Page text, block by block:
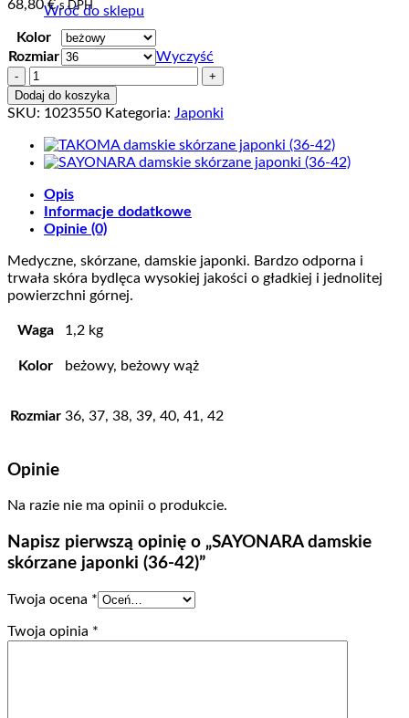
Wróć do sklepu
68,80€ s DPH
Kolor
Rozmiar
Wyczyść
ilość
SAYONARA
damskie
japonki
(36-
Dodaj do koszyka
SKU: 1023550 Kategoria: Japonki
Opis
Informacje dodatkowe
Opinie (0)
Medyczne, skórzane, damskie japonki. Bardzo odporna i
trwała skóra bydlęca wysokiej jakości o gładkiej i jednolitej
powierzchni górnej.
Waga 1,2 kg
Kolor beżowy, beżowy wąż
Rozmiar 36, 37, 38, 39, 40, 41, 42
Opinie
Na razie nie ma opinii o produkcie.
Napisz pierwszą opinię o „SAYONARA damskie
skórzane japonki (36-42)”
Twoja ocena *
Twoja opinia *